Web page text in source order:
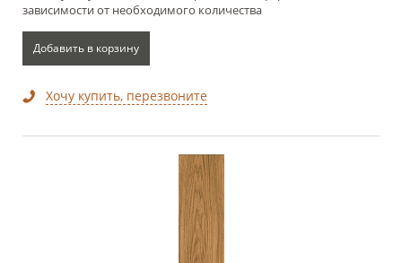
зависимости от необходимого количества
Добавить в корзину
Хочу купить, перезвоните